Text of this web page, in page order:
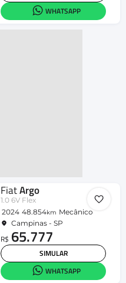
WHATSAPP
FiatArgo
1.0 6V Flex
2024 48.854km Mecânico
Campinas - SP
R$ 65.777
SIMULAR
WHATSAPP